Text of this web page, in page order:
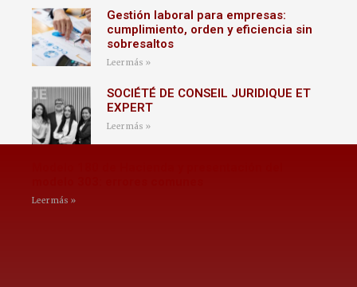
Gestión laboral para empresas:
cumplimiento, orden y eficiencia sin
sobresaltos
Leer más »
SOCIÉTÉ DE CONSEIL JURIDIQUE ET
EXPERT
Leer más »
Leer más »